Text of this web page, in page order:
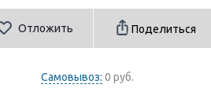
Отложить Поделиться
Самовывоз: 0 руб.